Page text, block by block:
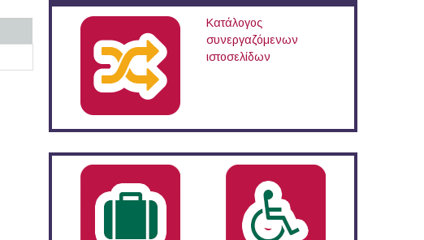
Κατάλογος
συνεργαζόμενων
ιστοσελίδων